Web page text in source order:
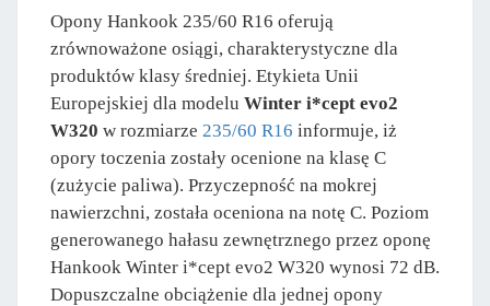
Opony Hankook 235/60 R16 oferują
zrównoważone osiągi, charakterystyczne dla
produktów klasy średniej. Etykieta Unii
Europejskiej dla modelu Winter i*cept evo2
W320 w rozmiarze 235/60 R16 informuje, iż
opory toczenia zostały ocenione na klasę C
(zużycie paliwa). Przyczepność na mokrej
nawierzchni, została oceniona na notę C. Poziom
generowanego hałasu zewnętrznego przez oponę
Hankook Winter i*cept evo2 W320 wynosi 72 dB.
Dopuszczalne obciążenie dla jednej opony